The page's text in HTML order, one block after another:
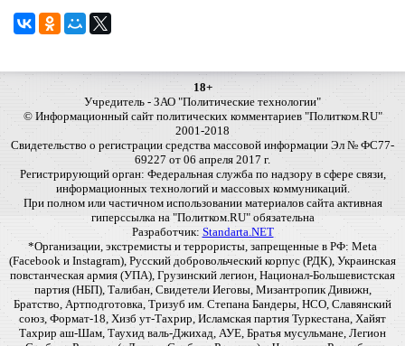
18+
Учредитель - ЗАО "Политические технологии"
© Информационный сайт политических комментариев "Политком.RU"
2001-2018
Свидетельство о регистрации средства массовой информации Эл № ФС77-
69227 от 06 апреля 2017 г.
Регистрирующий орган: Федеральная служба по надзору в сфере связи,
информационных технологий и массовых коммуникаций.
При полном или частичном использовании материалов сайта активная
гиперссылка на "Политком.RU" обязательна
Разработчик: Standarta.NET
*Организации, экстремисты и террористы, запрещенные в РФ: Meta
(Facebook и Instagram), Русский добровольческий корпус (РДК), Украинская
повстанческая армия (УПА), Грузинский легион, Национал-Большевистская
партия (НБП), Талибан, Свидетели Иеговы, Мизантропик Дивижн,
Братство, Артподготовка, Тризуб им. Степана Бандеры, НСО, Славянский
союз, Формат-18, Хизб ут-Тахрир, Исламская партия Туркестана, Хайят
Тахрир аш-Шам, Таухид валь-Джихад, АУЕ, Братья мусульмане, Легион